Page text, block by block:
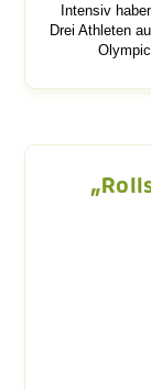
Intensiv
Drei Athleten